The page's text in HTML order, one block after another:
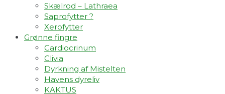
Skælrod – Lathraea
Saprofytter ?
Xerofytter
Grønne fingre
Cardiocrinum
Clivia
Dyrkning af Mistelten
Havens dyreliv
KAKTUS